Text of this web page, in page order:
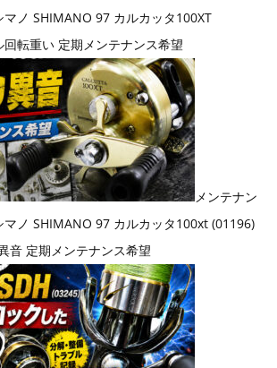
ノ SHIMANO 97 カルカッタ100XT
回転重い 定期メンテナンス希望
メンテナン
ノ SHIMANO 97 カルカッタ100xt (01196)
音 定期メンテナンス希望